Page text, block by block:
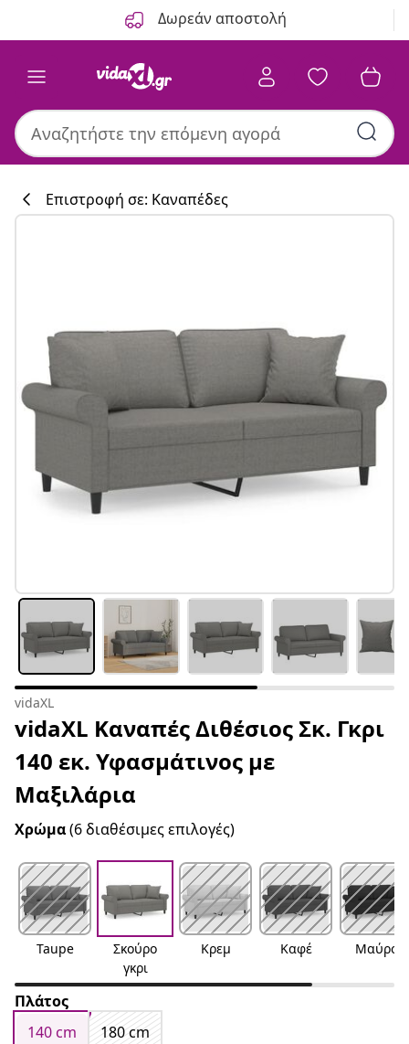
Δωρεάν αποστολή
#sharemevidaxl
Επιστροφή σε: Καναπέδες
vidaXL
vidaXL Καναπές Διθέσιος Σκ. Γκρι
140 εκ. Υφασμάτινος με
Μαξιλάρια
Χρώμα(6 διαθέσιμες επιλογές)
Taupe
Σκούρο
γκρι
Κρεμ Καφέ Μαύρο
Πλάτος
140 cm
180 cm